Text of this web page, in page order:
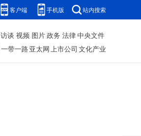
客户端 手机版 站内搜索
访谈 视频 图片政务 法律中央文件
一带一路 亚太网上市公司 文化产业